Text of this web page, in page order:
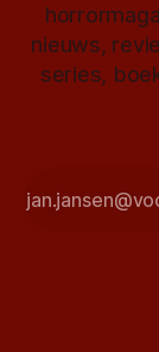
nieuws,
series,